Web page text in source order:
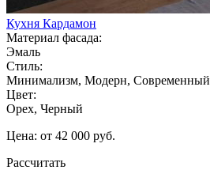
Кухня Кардамон
Материал фасада:
Эмаль
Стиль:
Минимализм, Модерн, Современный
Цвет:
Орех, Черный
Цена: от 42 000 руб.
Рассчитать